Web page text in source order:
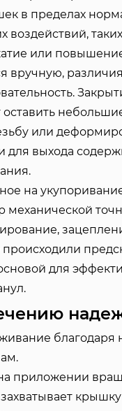
в пределах
или
вручную,
или
для выхода
на
механической
происходили
для
благодаря
приложении
крышку